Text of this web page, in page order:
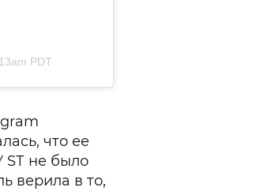
PDT
что ее
SТ не было
верила в то,